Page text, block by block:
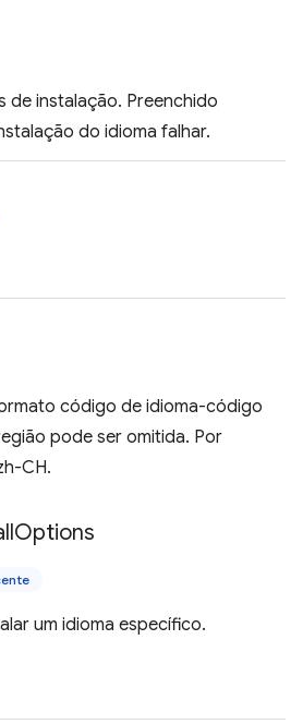
de instalação. Preenchido
do idioma falhar.
código de idioma-código
pode ser omitida. Por
CH.
Options
um idioma específico.